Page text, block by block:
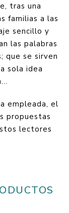
tras una
familias a las
sencillo y
las palabras
que se sirven
sola idea
empleada, el
propuestas
lectores